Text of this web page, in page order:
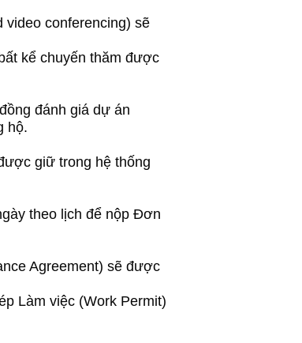
video conferencing) sẽ
kể chuyến thăm được
đánh giá dự án
hộ.
giữ trong hệ thống
theo lịch để nộp Đơn
Agreement) sẽ được
Làm việc (Work Permit)